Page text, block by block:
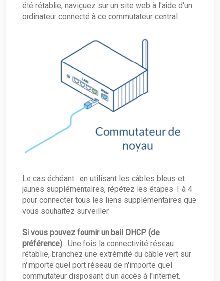
été rétablie, naviguez sur un site web à l'aide d'un
ordinateur connecté à ce commutateur central.
Le cas échéant : en utilisant les câbles bleus et
jaunes supplémentaires, répétez les étapes 1 à 4
pour connecter tous les liens supplémentaires que
vous souhaitez surveiller.
Si vous pouvez fournir un bail DHCP (de
préférence) : Une fois la connectivité réseau
rétablie, branchez une extrémité du câble vert sur
n'importe quel port réseau de n'importe quel
commutateur disposant d'un accès à l'internet.